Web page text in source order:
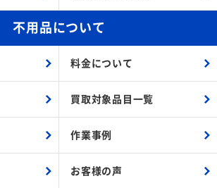
不用品について
料金について
買取対象品目一覧
作業事例
お客様の声